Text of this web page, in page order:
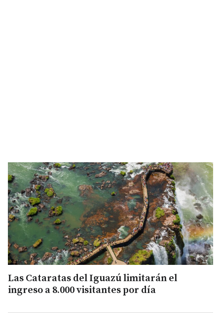
Las Cataratas del Iguazú limitarán el
ingreso a 8.000 visitantes por día